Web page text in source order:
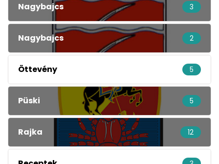
Nagybajcs 3
Nagybajcs 2
Öttevény 5
Püski 5
Rajka 12